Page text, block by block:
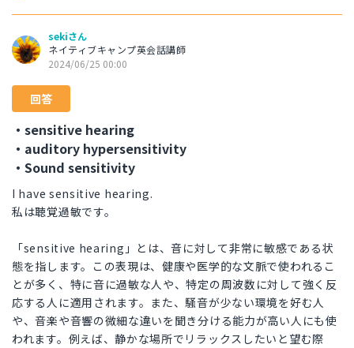
sekiさん
ネイティブキャンプ英会話講師
2024/06/25 00:00
回答
・sensitive hearing
・auditory hypersensitivity
・Sound sensitivity
I have sensitive hearing.
私は聴覚過敏です。
「sensitive hearing」とは、音に対して非常に敏感である状
態を指します。この表現は、健康や医学的な文脈で使われるこ
とが多く、特に音に過敏な人や、特定の周波数に対して強く反
応する人に適用されます。また、騒音が少ない環境を好む人
や、音楽や音響の微細な違いを聞き分ける能力が高い人にも使
われます。例えば、静かな場所でリラックスしたいと望む際